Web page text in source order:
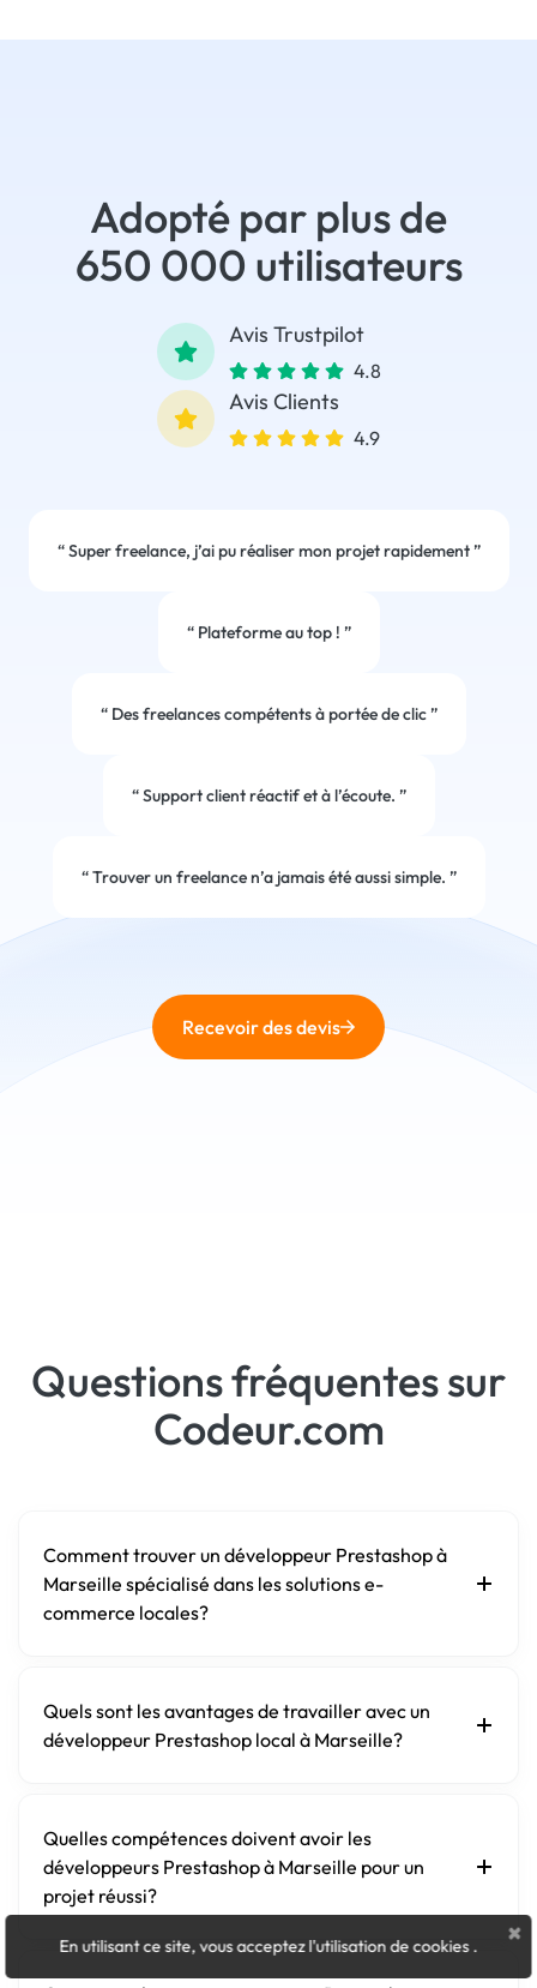
Adopté par plus de
650 000 utilisateurs
Avis Trustpilot
4.8
Avis Clients
4.9
“Super freelance, j’ai pu réaliser mon projet rapidement”
“Plateforme au top ! ”
“Des freelances compétents à portée de clic”
“Support client réactif et à l’écoute. ”
“Trouver un freelance n’a jamais été aussi simple. ”
Recevoir des devis
Questions fréquentes sur
Codeur.com
Comment trouver un développeur Prestashop à
Marseille spécialisé dans les solutions e-
commerce locales?
Quels sont les avantages de travailler avec un
développeur Prestashop local à Marseille?
Quelles compétences doivent avoir les
développeurs Prestashop à Marseille pour un
projet réussi?
×
En utilisant ce site, vous acceptez l'utilisation de cookies.